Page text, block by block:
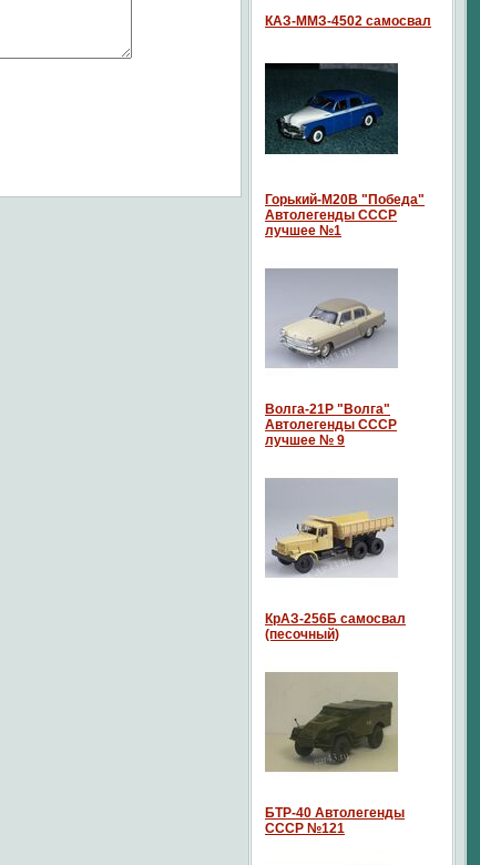
КАЗ-ММЗ-4502 самосвал
Горький-М20В "Победа"
Автолегенды СССР
лучшее №1
Волга-21P "Волга"
Автолегенды СССР
лучшее № 9
КрАЗ-256Б самосвал
(песочный)
БТР-40 Автолегенды
СССР №121